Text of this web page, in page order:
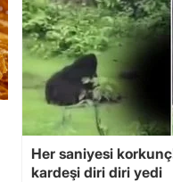
Her saniyesi
kardeşi diri diri yedi